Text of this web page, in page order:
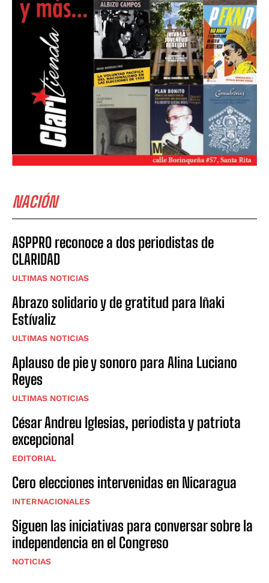
NACIÓN
ASPPRO reconoce a dos periodistas de
CLARIDAD
ULTIMAS NOTICIAS
Abrazo solidario y de gratitud para Iñaki
Estívaliz
ULTIMAS NOTICIAS
Aplauso de pie y sonoro para Alina Luciano
Reyes
ULTIMAS NOTICIAS
César Andreu Iglesias, periodista y patriota
excepcional
EDITORIAL
Cero elecciones intervenidas en Nicaragua
INTERNACIONALES
Siguen las iniciativas para conversar sobre la
independencia en el Congreso
NOTICIAS